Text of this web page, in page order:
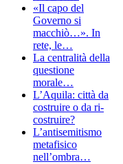
«Il capo del
Governo si
macchiò…». In
rete, le…
La centralità della
questione
morale…
L’Aquila: città da
costruire o da ri-
costruire?
L’antisemitismo
metafisico
nell’ombra…